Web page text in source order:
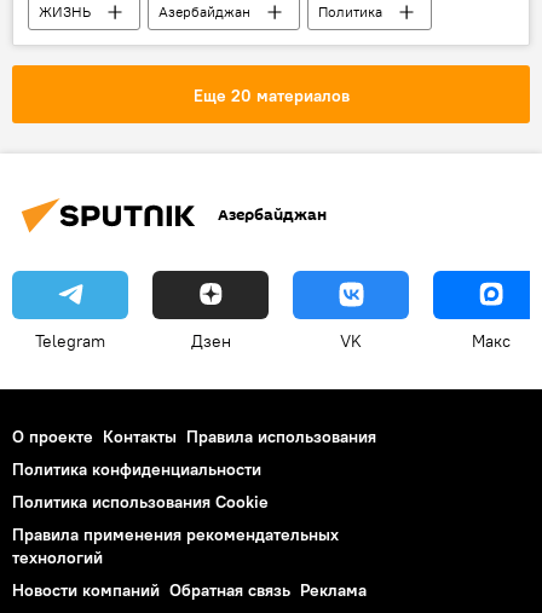
ЖИЗНЬ Азербайджан
Политика
Новости
Мадат Гулиев
Служба государственной безопасности АР
Еще 20 материалов
Азербайджан
Telegram Дзен VK Макс
О проекте Контакты Правила использования
Политика конфиденциальности
Политика использования Cookie
Правила применения рекомендательных
технологий
Новости компаний Обратная связь Реклама